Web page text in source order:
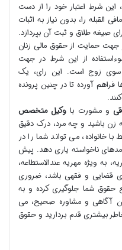
شرط اعتبار خود را از دست
را، بدون نیاز به اثبات
صیغه طلاق و ثبت آن بپردازد.
جهت حمایت از حقوق مالی زنان
از این شرط در جهت
سوی زوج است. این رای، یک
فراهم آورده تا در چنین پرونده
و مشورت با وکیل متخصص
باشید و چه مرد، درک دقیق
خانواده، می تواند شما را در
ناخواسته یاری دهد. پیش
به ویژه مهریه عندالاستطاعه،
قضایی و فقهی باشد، ضروری
حقوق شما جلوگیری کرده و به
آگاهی و مشاوره صحیح، می
بیشتری قدم بردارید و حقوق